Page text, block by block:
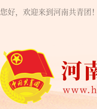
您好，欢迎来到河南共青团！